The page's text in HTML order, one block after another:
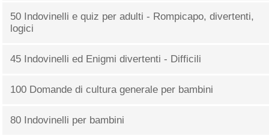
50 Indovinelli e quiz per adulti - Rompicapo, divertenti,
logici
45 Indovinelli ed Enigmi divertenti - Difficili
100 Domande di cultura generale per bambini
80 Indovinelli per bambini